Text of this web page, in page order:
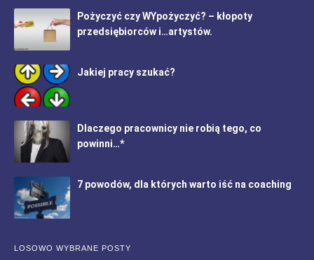
Pożyczyć czy WYpożyczyć? – kłopoty
przedsiębiorców i…artystów.
Jakiej pracy szukać?
Dlaczego pracownicy nie robią tego, co
powinni…*
7 powodów, dla których warto iść na coaching
LOSOWO WYBRANE POSTY